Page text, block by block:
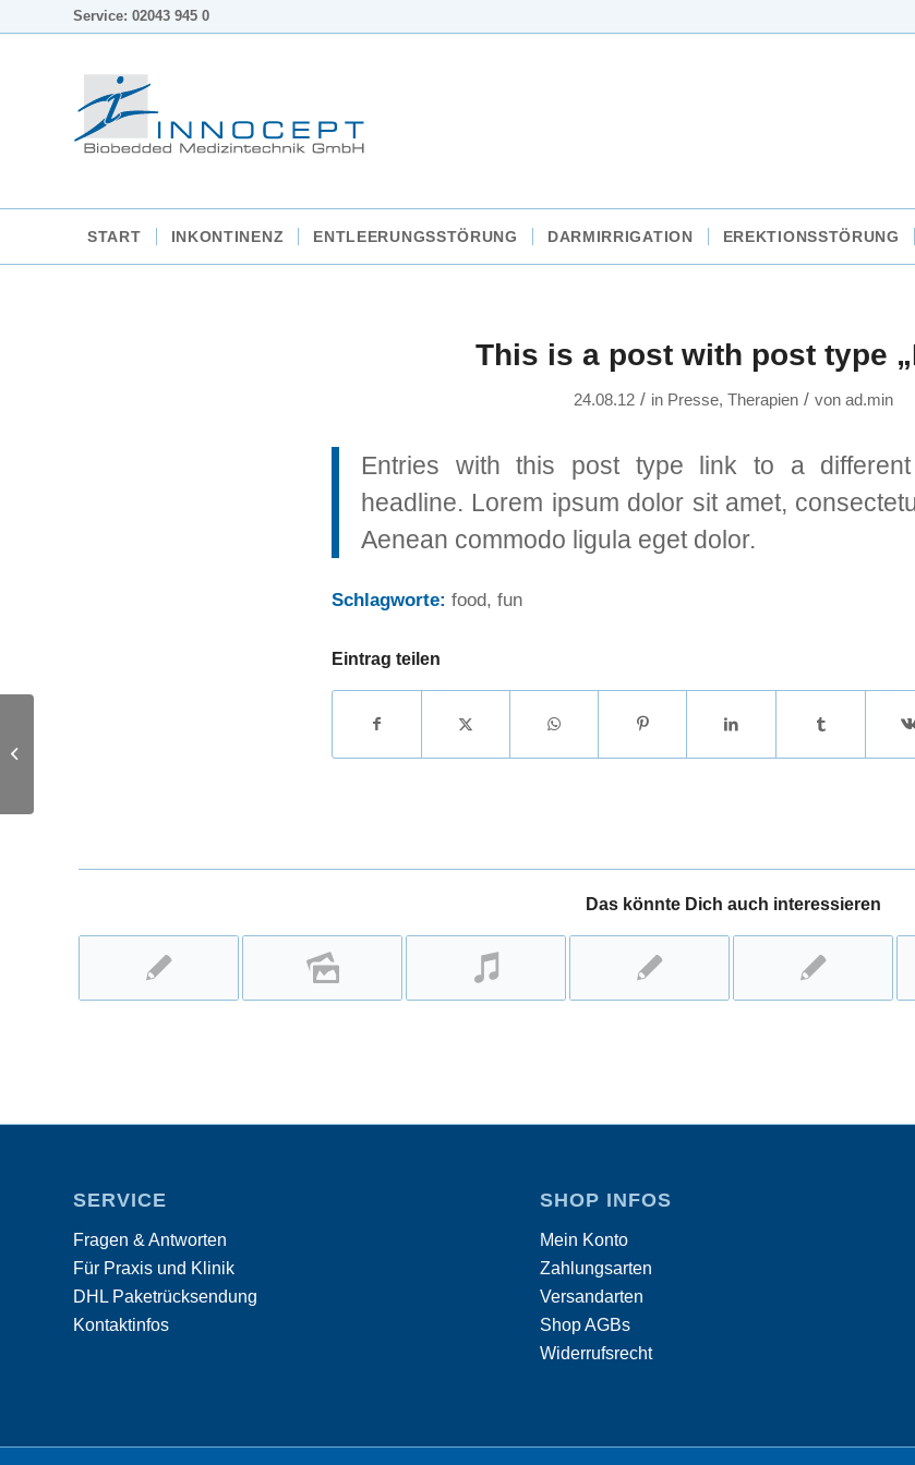
Service: 02043 945 0
START INKONTINENZ ENTLEERUNGSSTÖRUNG DARMIRRIGATION EREKTIONSSTÖRUNG
This is a post with post type
24.08.12 / in Presse, Therapien / von ad.min
Entries with this post type link to a
headline. Lorem ipsum dolor sit amet,
Aenean commodo ligula eget dolor.
Schlagworte: food, fun
Eintrag teilen
Das könnte Dich auch interessieren
SERVICE
Fragen & Antworten
Für Praxis und Klinik
DHL Paketrücksendung
Kontaktinfos
SHOP INFOS
Mein Konto
Zahlungsarten
Versandarten
Shop AGBs
Widerrufsrecht